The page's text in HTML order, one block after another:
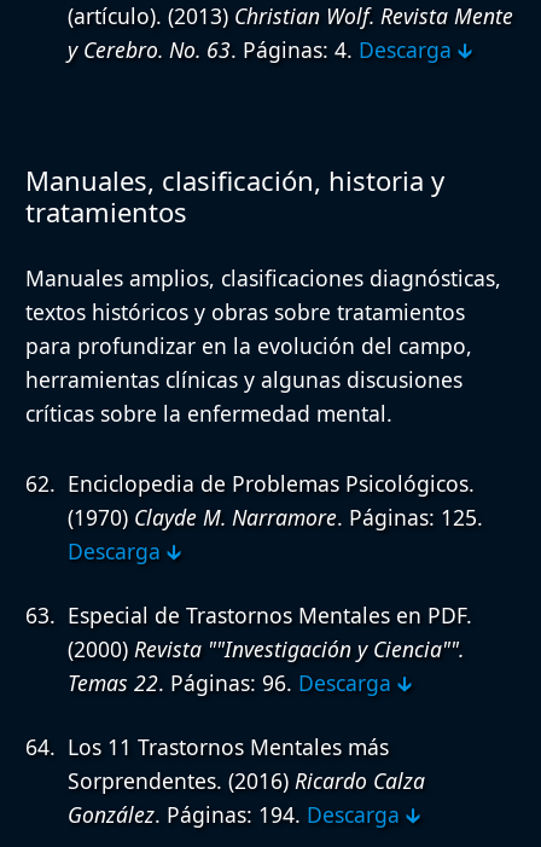
(artículo). (2013) Christian Wolf. Revista Mente
y Cerebro. No. 63. Páginas: 4. Descarga 🡳
Manuales, clasificación, historia y
tratamientos
Manuales amplios, clasificaciones diagnósticas,
textos históricos y obras sobre tratamientos
para profundizar en la evolución del campo,
herramientas clínicas y algunas discusiones
críticas sobre la enfermedad mental.
Enciclopedia de Problemas Psicológicos.
(1970) Clayde M. Narramore. Páginas: 125.
Descarga 🡳
Especial de Trastornos Mentales en PDF.
(2000) Revista ""Investigación y Ciencia"".
Temas 22. Páginas: 96. Descarga 🡳
Los 11 Trastornos Mentales más
Sorprendentes. (2016) Ricardo Calza
González. Páginas: 194. Descarga 🡳